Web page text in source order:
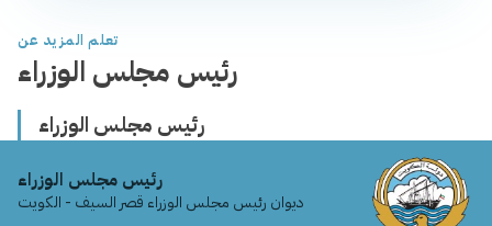
تعلم المزيد عن
رئيس مجلس الوزراء
رئيس مجلس الوزراء
رئيس مجلس الوزراء
ديوان رئيس مجلس الوزراء قصر السيف - الكويت